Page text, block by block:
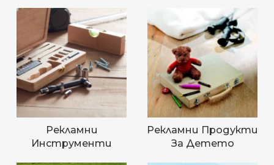
Рекламни
Инструменти
Рекламни Продукти
За Детето